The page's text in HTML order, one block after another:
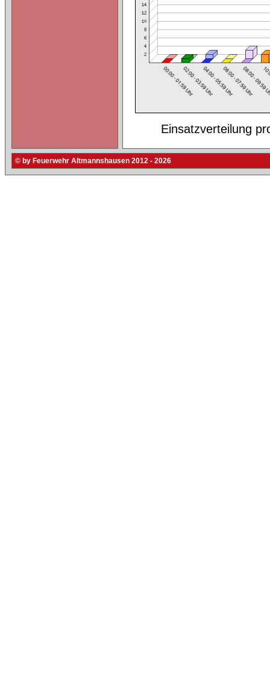
Einsatzverteilung
© by Feuerwehr Altmannshausen 2012 - 2026